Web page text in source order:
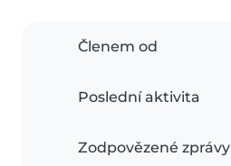
Členem od
Poslední aktivita
Zodpovězené zprávy